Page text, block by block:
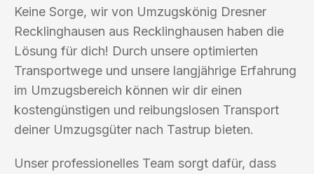
Keine Sorge, wir von Umzugskönig Dresner
Recklinghausen aus Recklinghausen haben die
Lösung für dich! Durch unsere optimierten
Transportwege und unsere langjährige Erfahrung
im Umzugsbereich können wir dir einen
kostengünstigen und reibungslosen Transport
deiner Umzugsgüter nach Tastrup bieten.
Unser professionelles Team sorgt dafür, dass